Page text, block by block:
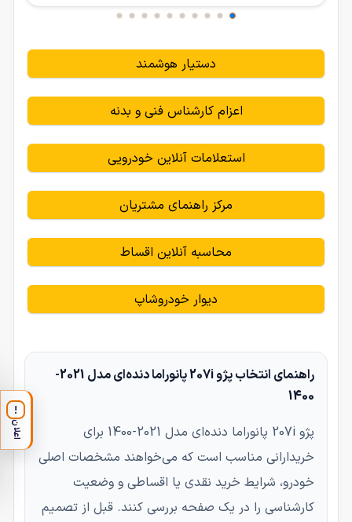
دستیار هوشمند
اعزام کارشناس فنی و بدنه
استعلامات آنلاین خودرویی
مرکز راهنمای مشتریان
محاسبه آنلاین اقساط
دیوار خودروشاپ
راهنمای انتخاب پژو 207i پانوراما دنده‌ای مدل 2021-
1400
پژو 207i پانوراما دنده‌ای مدل 2021-1400 برای
خریدارانی مناسب است که می‌خواهند مشخصات اصلی
خودرو، شرایط خرید نقدی یا اقساطی و وضعیت
کارشناسی را در یک صفحه بررسی کنند. قبل از تصمیم
!
اعلان